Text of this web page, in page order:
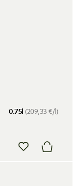
0.75l (209,33 €/l)